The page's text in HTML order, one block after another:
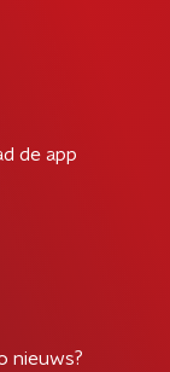
de app
nieuws?